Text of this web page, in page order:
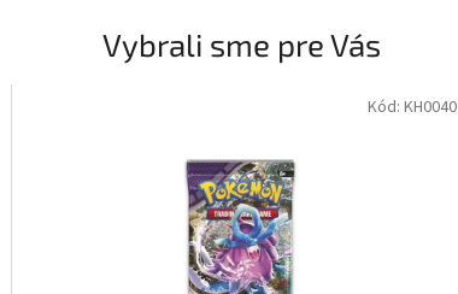
Vybrali sme pre Vás
Kód: KH0040